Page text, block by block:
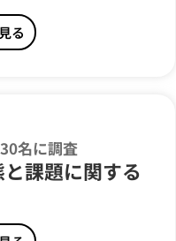
る
名に調査
課題に関する